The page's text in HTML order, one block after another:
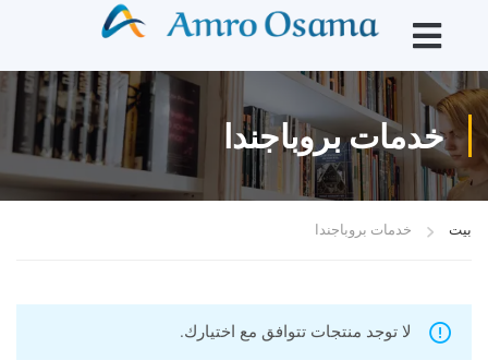
خدمات بروباجندا
بيت خدمات بروباجندا
لا توجد منتجات تتوافق مع اختيارك.